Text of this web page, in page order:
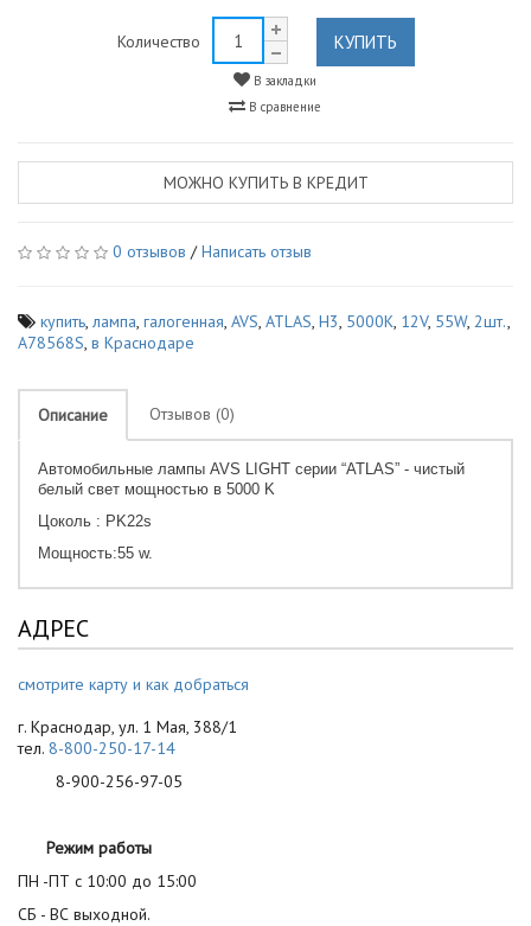
Количество КУПИТЬ
В закладки
В сравнение
МОЖНО КУПИТЬ В КРЕДИТ
0 отзывов /Написать отзыв
купить, лампа, галогенная, AVS, ATLAS, H3, 5000K, 12V, 55W, 2шт.,
A78568S, в Краснодаре
Описание Отзывов (0)
Автомобильные лампы AVS LIGHT серии “ATLAS” - чистый
белый свет мощностью в 5000 K
Цоколь : PK22s
Мощность:55 w.
АДРЕС
смотрите карту и как добраться
г. Краснодар, ул. 1 Мая, 388/1
тел. 8-800-250-17-14
8-900-256-97-05
Режим работы
ПН -ПТ с 10:00 до 15:00
СБ - ВС выходной.